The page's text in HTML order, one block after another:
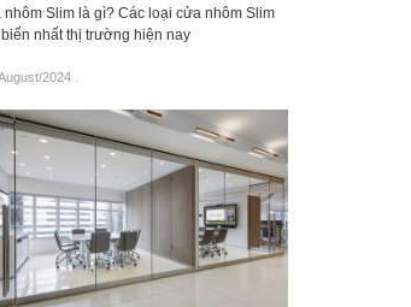
nhôm Slim là gì? Các loại cửa nhôm Slim
nhất thị trường hiện nay
2024.